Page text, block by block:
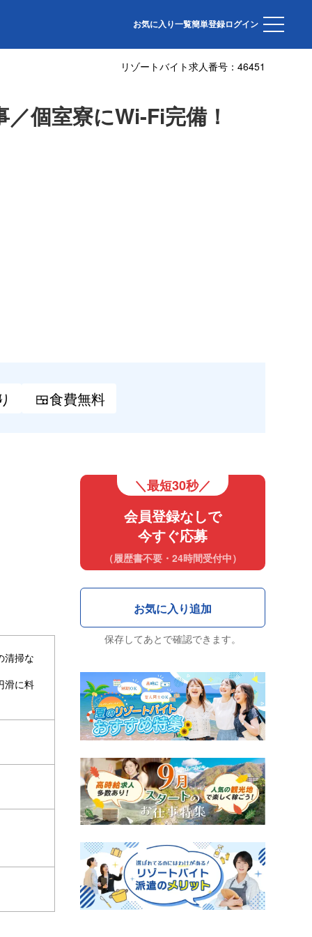
お気に入り一覧簡単登録ログイン
リゾートバイト求人番号： 46451
個室寮にWi-Fi完備！
🍱食費無料
清掃な
滑に料
＼最短30秒／
会員登録なしで
今すぐ応募
（履歴書不要・24時間受付中）
保存してあとで確認できます。